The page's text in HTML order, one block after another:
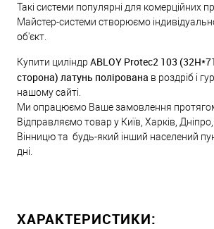
Такі системи популярні для комерційних
Майстер-системи створюємо
об'єкт.
Купити циліндр ABLOY Protec2 103
сторона) латунь полірована в роздріб і
нашому сайті.
Ми опрацюємо Ваше замовлення
Відправляємо товар у Київ, Харків, Дніпро,
Вінницю та будь-який інший населений
дні.
ХАРАКТЕРИСТИКИ: